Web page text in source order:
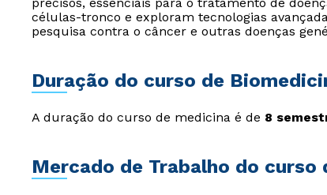
células-tronco e exploram tecnologias
pesquisa contra o câncer e outras doenças
Duração do curso de
A duração do curso de medicina é de 8
Mercado de Trabalho do curso